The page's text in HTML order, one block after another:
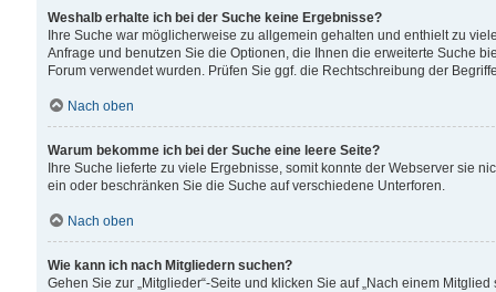
Weshalb erhalte ich bei der Suche keine Ergebnisse?
Ihre Suche war möglicherweise zu allgemein gehalten und enthielt zu
Anfrage und benutzen Sie die Optionen, die Ihnen die erweiterte Suche
Forum verwendet wurden. Prüfen Sie ggf. die Rechtschreibung der
Nach oben
Warum bekomme ich bei der Suche eine leere Seite?
Ihre Suche lieferte zu viele Ergebnisse, somit konnte der Webserver sie
ein oder beschränken Sie die Suche auf verschiedene Unterforen.
Nach oben
Wie kann ich nach Mitgliedern suchen?
Gehen Sie zur „Mitglieder“-Seite und klicken Sie auf „Nach einem Mitglied